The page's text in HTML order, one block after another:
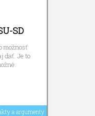
SD
možnosť
dať. Je to
a argumenty